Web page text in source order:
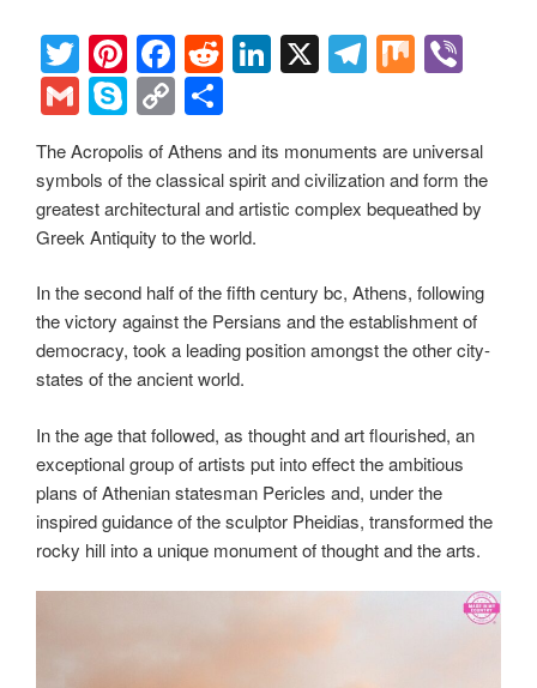
o
k
n
k
T
wi
tt
er
Pi
nt
er
e
st
F
a
c
e
b
o
o
k
R
e
di
t
Li
n
e
dI
X T
el
gr
a
M
ix
er
G
m
ail
S
ky
p
e
C
o
p
y
Li
n
k
h
ar
e
The Acropolis of Athens and its monuments are universal
symbols of the classical spirit and civilization and form the
greatest architectural and artistic complex bequeathed by
Greek Antiquity to the world.
In the second half of the fifth century bc, Athens, following
the victory against the Persians and the establishment of
democracy, took a leading position amongst the other city-
states of the ancient world.
In the age that followed, as thought and art flourished, an
exceptional group of artists put into effect the ambitious
plans of Athenian statesman Pericles and, under the
inspired guidance of the sculptor Pheidias, transformed the
rocky hill into a unique monument of thought and the arts.